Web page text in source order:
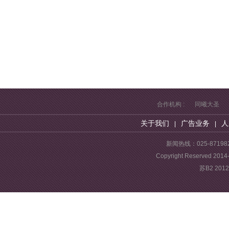
合作机构 : 同曦大圣
关于我们 广告业务
新闻热线：025-
Copyright Reserved
苏B2